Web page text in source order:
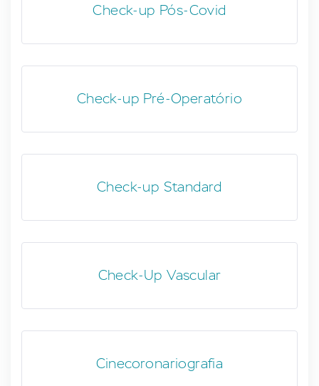
Check-up Pós-Covid
Check-up Pré-Operatório
Check-up Standard
Check-Up Vascular
Cinecoronariografia